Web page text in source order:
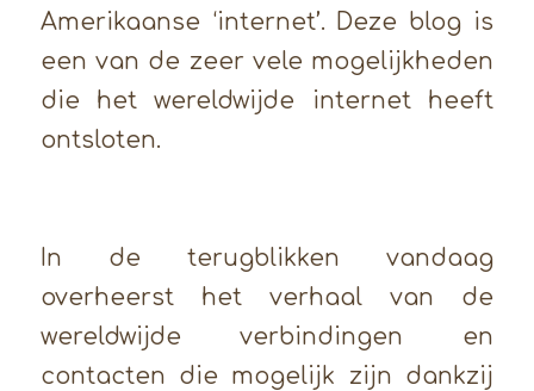
Amerikaanse ‘internet’. Deze blog is
een van de zeer vele mogelijkheden
die het wereldwijde internet heeft
ontsloten.
In de terugblikken vandaag
overheerst het verhaal van de
wereldwijde verbindingen en
contacten die mogelijk zijn dankzij